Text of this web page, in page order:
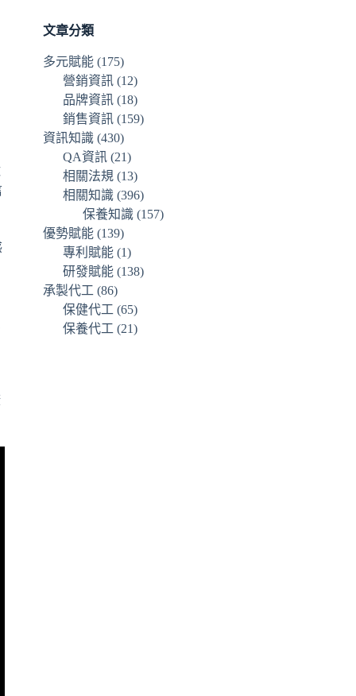
文章分類
多元賦能 (175)
營銷資訊 (12)
品牌資訊 (18)
銷售資訊 (159)
資訊知識 (430)
QA資訊 (21)
相關法規 (13)
相關知識 (396)
保養知識 (157)
優勢賦能 (139)
專利賦能 (1)
研發賦能 (138)
承製代工 (86)
保健代工 (65)
保養代工 (21)